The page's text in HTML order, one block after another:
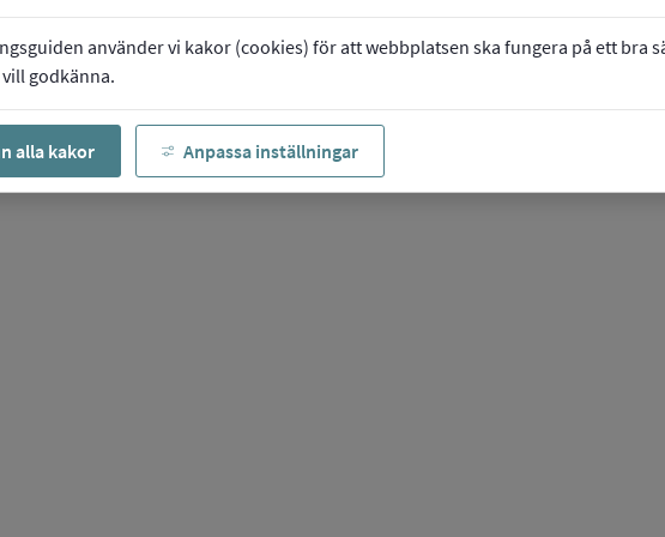
använder vi kakor (cookies) för att webbplatsen ska fungera på ett bra
godkänna.
alla kakor Anpassa inställningar